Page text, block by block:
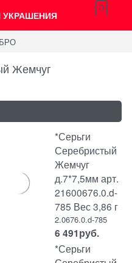
0
Жемчуг
*Серьги
Серебристый
Жемчуг
д.7*7,5мм арт.
21600676.0.d-
785 Вес 3,86 г
2.0676.0.d-785
6 491руб.
*Серьги